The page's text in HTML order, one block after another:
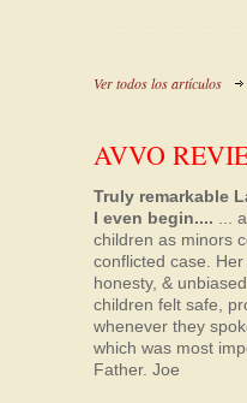
Ver todos los artículos
AVVO
Truly remarkable
I even begin.... ...
children as minors
conflicted case. Her
honesty, &
children felt safe,
whenever they
which was most
Father.Joe